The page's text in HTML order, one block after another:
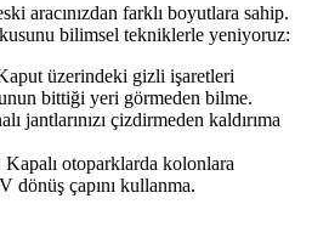
aracınızdan farklı boyutlara sahip.
bilimsel tekniklerle yeniyoruz:
üzerindeki gizli işaretleri
bittiği yeri görmeden bilme.
jantlarınızı çizdirmeden kaldırıma
Kapalı otoparklarda kolonlara
dönüş çapını kullanma.